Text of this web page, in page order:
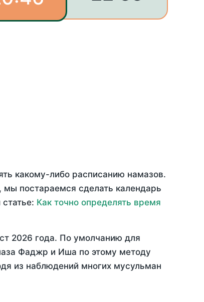
какому-либо расписанию намазов.
постараемся сделать календарь
Как точно определять время
2026 года. По умолчанию для
Фаджр и Иша по этому методу
из наблюдений многих мусульман